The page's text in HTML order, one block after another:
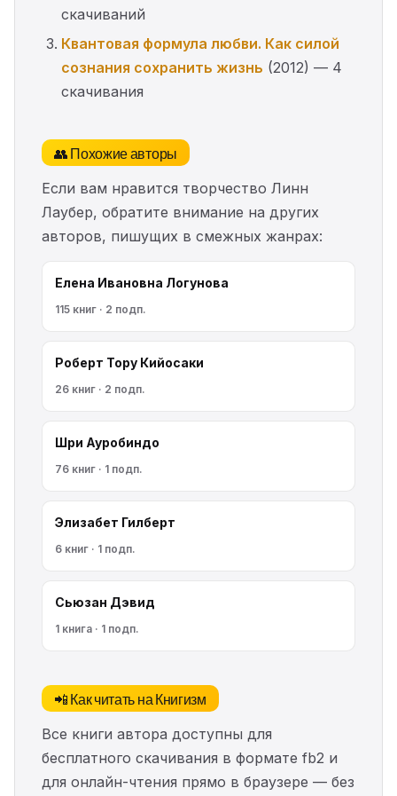
скачиваний
Квантовая формула любви. Как силой
сознания сохранить жизнь (2012) — 4
скачивания
👥 Похожие авторы
Если вам нравится творчество Линн
Лаубер, обратите внимание на других
авторов, пишущих в смежных жанрах:
Елена Ивановна Логунова
115 книг · 2 подп.
Роберт Тору Кийосаки
26 книг · 2 подп.
Шри Ауробиндо
76 книг · 1 подп.
Элизабет Гилберт
6 книг · 1 подп.
Сьюзан Дэвид
1 книга · 1 подп.
📲 Как читать на Книгизм
Все книги автора доступны для
бесплатного скачивания в формате fb2 и
для онлайн-чтения прямо в браузере — без